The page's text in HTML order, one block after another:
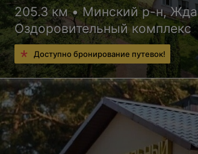
205.3 км • Минский р-н,
Оздоровительный комплекс
Доступно бронирование путевок!